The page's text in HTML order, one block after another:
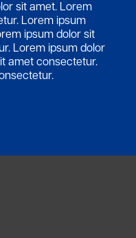
sit amet. Lorem
Lorem ipsum
ipsum dolor sit
Lorem ipsum dolor
amet consectetur.